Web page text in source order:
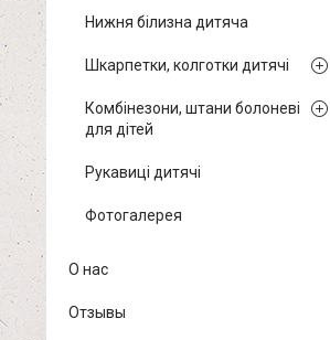
Нижня білизна дитяча
Шкарпетки, колготки дитячі
Комбінезони, штани болоневі
для дітей
Рукавиці дитячі
Фотогалерея
О нас
Отзывы